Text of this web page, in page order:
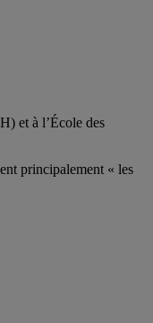
et à l’École des
principalement « les